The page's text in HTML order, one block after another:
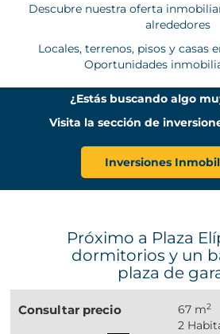
Descubre nuestra oferta
alrededores
Locales, terrenos, pisos y casas
Oportunidades
¿Estás buscando algo
Visita la sección de
Inversiones
Próximo a Plaza
dormitorios y un
plaza de
Consultar precio 67 m2
2